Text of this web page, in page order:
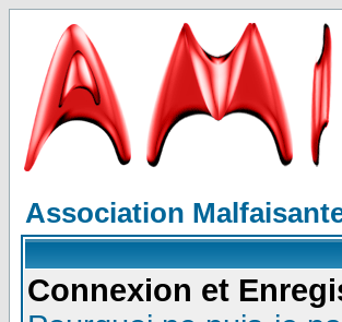
Association
Connexion et